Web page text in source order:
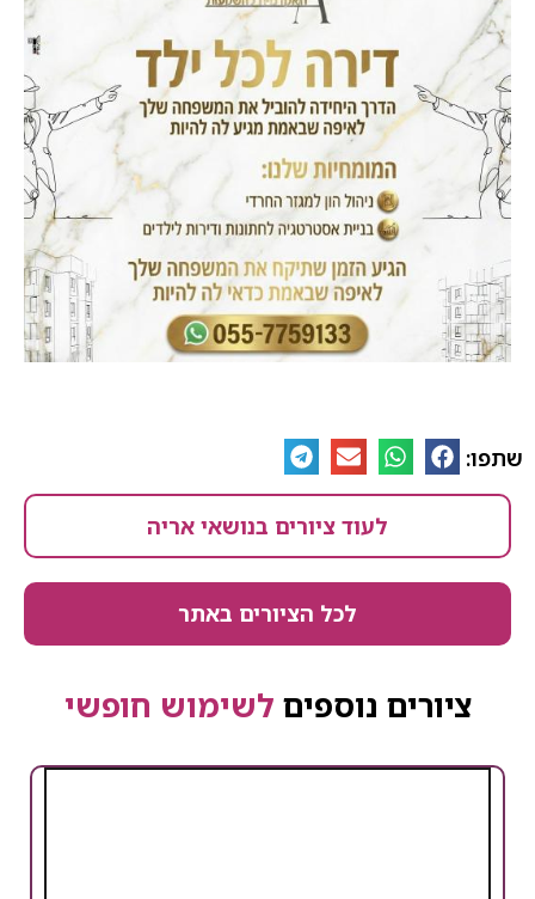
שתפו:
לעוד ציורים בנושאי אריה
לכל הציורים באתר
ציורים נוספים לשימוש חופשי